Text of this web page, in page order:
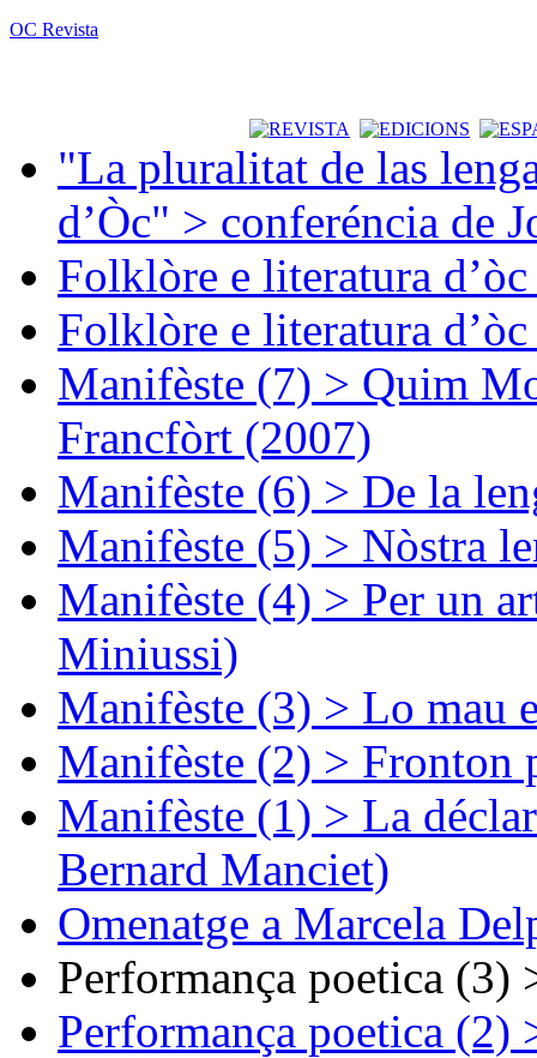
OC Revista
"La pluralitat de las
d’Òc" > conferéncia de
Folklòre e literatura
Folklòre e literatura
Manifèste (7) > Quim
Francfòrt (2007)
Manifèste (6) > De la
Manifèste (5) > Nòstra
Manifèste (4) > Per un
Miniussi)
Manifèste (3) > Lo mau
Manifèste (2) > Fronton
Manifèste (1) > La
Bernard Manciet)
Omenatge a Marcela
Performança poetica (3)
Performança poetica (2)